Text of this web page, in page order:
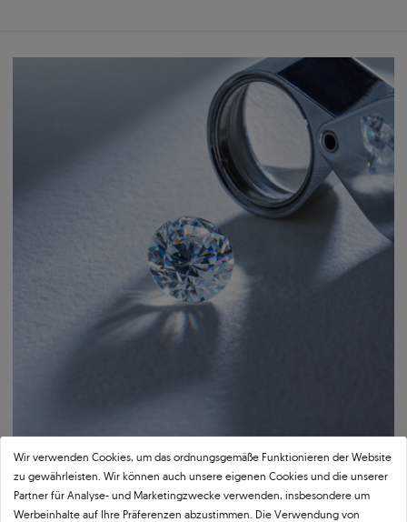
Kaleidoskop der Brillanz
Einfach:
Perfekt aufeinander abgestimmter Schmuck
Schaffen Sie ein einzigartiges Set, das zu Ihrem Verlobungsring passt.
Wählen Sie Ohrringe, Anhänger oder Eheringe aus der Kollektion.
Bestätigte Qualität von SAVICKI
Unser Qualitätszertifikat garantiert Authentizität und höchsten
Wir verwenden Cookies, um das ordnungsgemäße Funktionieren der Website
zu gewährleisten. Wir können auch unsere eigenen Cookies und die unserer
Partner für Analyse- und Marketingzwecke verwenden, insbesondere um
Werbeinhalte auf Ihre Präferenzen abzustimmen. Die Verwendung von